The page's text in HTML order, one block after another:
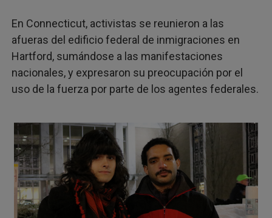
En Connecticut, activistas se reunieron a las
afueras del edificio federal de inmigraciones en
Hartford, sumándose a las manifestaciones
nacionales, y expresaron su preocupación por el
uso de la fuerza por parte de los agentes federales.